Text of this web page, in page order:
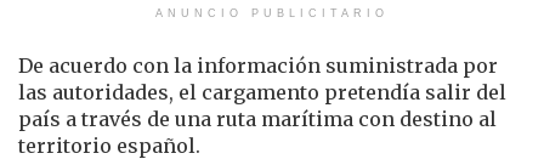
ANUNCIO PUBLICITARIO
De acuerdo con la información suministrada por
las autoridades, el cargamento pretendía salir del
país a través de una ruta marítima con destino al
territorio español.